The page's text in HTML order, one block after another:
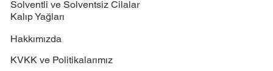
Solventli ve Solventsiz Cilalar
Kalıp Yağları
Hakkımızda
KVKK ve Politikalarımız